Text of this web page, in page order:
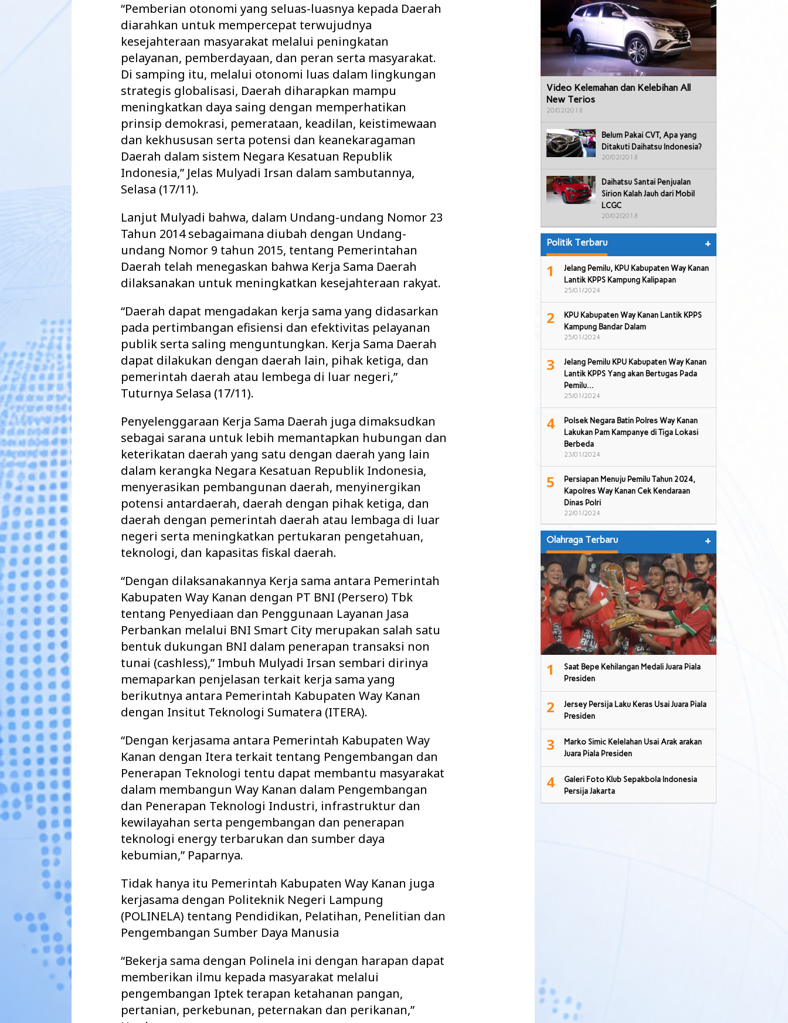
“Pemberian otonomi yang seluas-luasnya kepada Daerah
diarahkan untuk mempercepat terwujudnya
kesejahteraan masyarakat melalui peningkatan
pelayanan, pemberdayaan, dan peran serta masyarakat.
Di samping itu, melalui otonomi luas dalam lingkungan
strategis globalisasi, Daerah diharapkan mampu
meningkatkan daya saing dengan memperhatikan
prinsip demokrasi, pemerataan, keadilan, keistimewaan
dan kekhususan serta potensi dan keanekaragaman
Daerah dalam sistem Negara Kesatuan Republik
Indonesia,” Jelas Mulyadi Irsan dalam sambutannya,
Selasa (17/11).
Lanjut Mulyadi bahwa, dalam Undang-undang Nomor 23
Tahun 2014 sebagaimana diubah dengan Undang-
undang Nomor 9 tahun 2015, tentang Pemerintahan
Daerah telah menegaskan bahwa Kerja Sama Daerah
dilaksanakan untuk meningkatkan kesejahteraan rakyat.
“Daerah dapat mengadakan kerja sama yang didasarkan
pada pertimbangan efisiensi dan efektivitas pelayanan
publik serta saling menguntungkan. Kerja Sama Daerah
dapat dilakukan dengan daerah lain, pihak ketiga, dan
pemerintah daerah atau lembega di luar negeri,”
Tuturnya Selasa (17/11).
Penyelenggaraan Kerja Sama Daerah juga dimaksudkan
sebagai sarana untuk lebih memantapkan hubungan dan
keterikatan daerah yang satu dengan daerah yang lain
dalam kerangka Negara Kesatuan Republik Indonesia,
menyerasikan pembangunan daerah, menyinergikan
potensi antardaerah, daerah dengan pihak ketiga, dan
daerah dengan pemerintah daerah atau lembaga di luar
negeri serta meningkatkan pertukaran pengetahuan,
teknologi, dan kapasitas fiskal daerah.
“Dengan dilaksanakannya Kerja sama antara Pemerintah
Kabupaten Way Kanan dengan PT BNI (Persero) Tbk
tentang Penyediaan dan Penggunaan Layanan Jasa
Perbankan melalui BNI Smart City merupakan salah satu
bentuk dukungan BNI dalam penerapan transaksi non
tunai (cashless),” Imbuh Mulyadi Irsan sembari dirinya
memaparkan penjelasan terkait kerja sama yang
berikutnya antara Pemerintah Kabupaten Way Kanan
dengan Insitut Teknologi Sumatera (ITERA).
“Dengan kerjasama antara Pemerintah Kabupaten Way
Kanan dengan Itera terkait tentang Pengembangan dan
Penerapan Teknologi tentu dapat membantu masyarakat
dalam membangun Way Kanan dalam Pengembangan
dan Penerapan Teknologi Industri, infrastruktur dan
kewilayahan serta pengembangan dan penerapan
teknologi energy terbarukan dan sumber daya
kebumian,” Paparnya.
Tidak hanya itu Pemerintah Kabupaten Way Kanan juga
kerjasama dengan Politeknik Negeri Lampung
(POLINELA) tentang Pendidikan, Pelatihan, Penelitian dan
Pengembangan Sumber Daya Manusia
“Bekerja sama dengan Polinela ini dengan harapan dapat
memberikan ilmu kepada masyarakat melalui
pengembangan Iptek terapan ketahanan pangan,
pertanian, perkebunan, peternakan dan perikanan,”
Video Kelemahan dan Kelebihan All
New Terios
20/02/2018
Belum Pakai CVT, Apa yang
Ditakuti Daihatsu Indonesia?
20/02/2018
Daihatsu Santai Penjualan
Sirion Kalah Jauh dari Mobil
LCGC
20/02/2018
Politik Terbaru +
1
Jelang Pemilu, KPU Kabupaten Way Kanan
Lantik KPPS Kampung Kalipapan
25/01/2024
2
KPU Kabupaten Way Kanan Lantik KPPS
Kampung Bandar Dalam
25/01/2024
3
Jelang Pemilu KPU Kabupaten Way Kanan
Lantik KPPS Yang akan Bertugas Pada
Pemilu…
25/01/2024
4
Polsek Negara Batin Polres Way Kanan
Lakukan Pam Kampanye di Tiga Lokasi
Berbeda
23/01/2024
5
Persiapan Menuju Pemilu Tahun 2024,
Kapolres Way Kanan Cek Kendaraan
Dinas Polri
22/01/2024
Olahraga Terbaru +
1
Saat Bepe Kehilangan Medali Juara Piala
Presiden
2
Jersey Persija Laku Keras Usai Juara Piala
Presiden
3
Marko Simic Kelelahan Usai Arak arakan
Juara Piala Presiden
4
Galeri Foto Klub Sepakbola Indonesia
Persija Jakarta